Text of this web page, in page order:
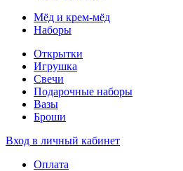
Мёд и крем-мёд
Наборы
Открытки
Игрушка
Свечи
Подарочные наборы
Вазы
Броши
Вход в личный кабинет
Оплата